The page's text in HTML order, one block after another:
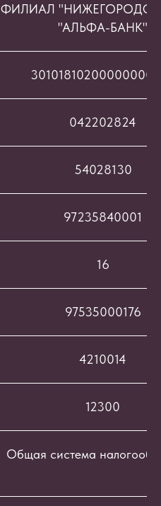
ФИЛИАЛ
"АЛЬФА-БАНК"
042202824
54028130
97235840001
16
97535000176
4210014
12300
Общая система